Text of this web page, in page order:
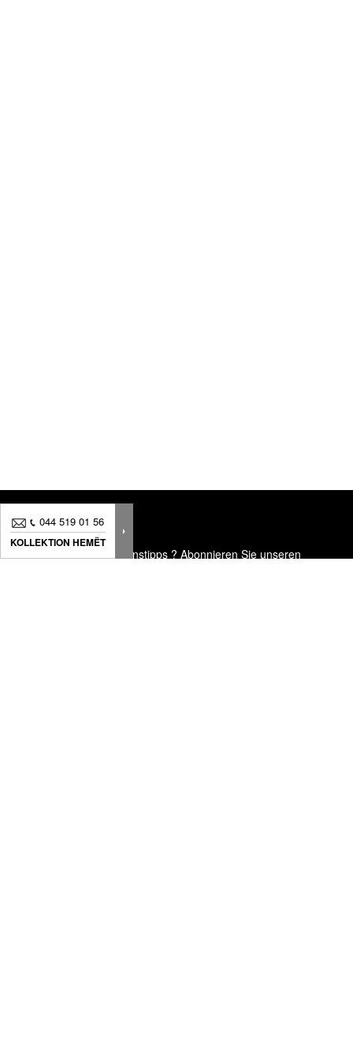
Neuheiten, Dekorationstipps ? Abonnieren Sie unseren
044 519 01 56
KOLLEKTION HEMËT